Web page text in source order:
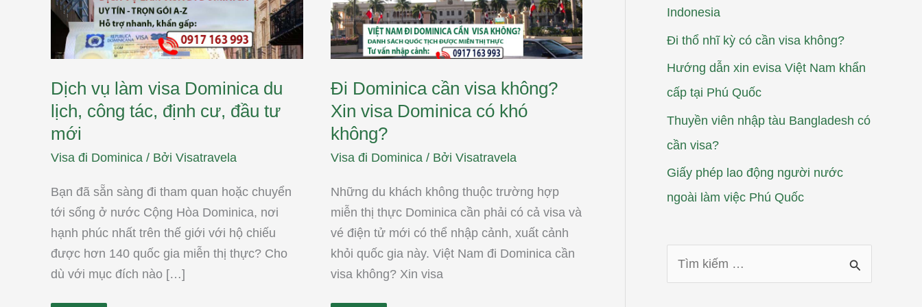
Dịch vụ làm visa Dominica du
lịch, công tác, định cư, đầu tư
mới
Visa đi Dominica / Bởi Visatravela
Bạn đã sẵn sàng đi tham quan hoặc chuyển
tới sống ở nước Cộng Hòa Dominica, nơi
hạnh phúc nhất trên thế giới với hộ chiếu
được hơn 140 quốc gia miễn thị thực? Cho
dù với mục đích nào […]
tác,
định
cư,
đầu
tư
mới
Đi Dominica cần visa không?
Xin visa Dominica có khó
không?
Visa đi Dominica/ Bởi Visatravela
Những du khách không thuộc trường hợp
miễn thị thực Dominica cần phải có cả visa và
vé điện tử mới có thể nhập cảnh, xuất cảnh
khỏi quốc gia này. Việt Nam đi Dominica cần
visa không? Xin visa
có
khó
không?
Indonesia
Đi thổ nhĩ kỳ có cần visa không?
Hướng dẫn xin evisa Việt Nam khẩn
cấp tại Phú Quốc
Thuyền viên nhập tàu Bangladesh có
cần visa?
Giấy phép lao động người nước
ngoài làm việc Phú Quốc